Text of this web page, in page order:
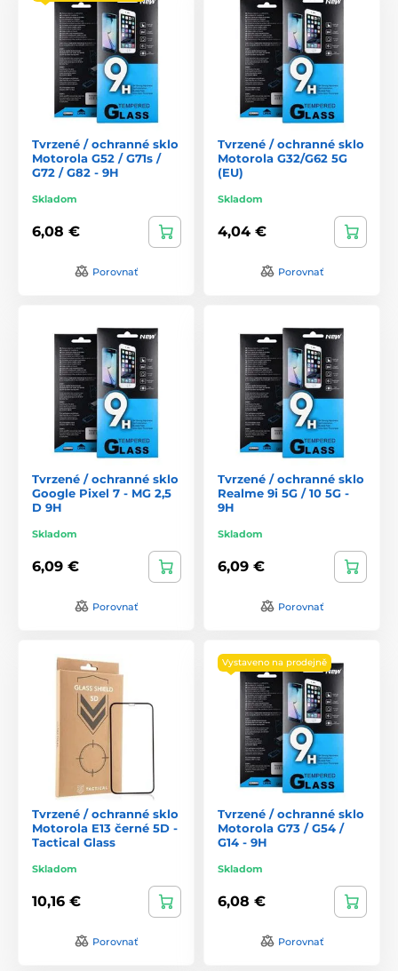
Tvrzené / ochranné sklo
Motorola G52 / G71s /
G72 / G82 - 9H
Skladom
6,08 €
Porovnať
Tvrzené / ochranné sklo
Motorola G32/G62 5G
(EU)
Skladom
4,04 €
Porovnať
Tvrzené / ochranné sklo
Google Pixel 7 - MG 2,5
D 9H
Skladom
6,09 €
Porovnať
Tvrzené / ochranné sklo
Realme 9i 5G / 10 5G -
9H
Skladom
6,09 €
Porovnať
Tvrzené / ochranné sklo
Motorola E13 černé 5D -
Tactical Glass
Skladom
10,16 €
Porovnať
Vystaveno na prodejně
Tvrzené / ochranné sklo
Motorola G73 / G54 /
G14 - 9H
Skladom
6,08 €
Porovnať